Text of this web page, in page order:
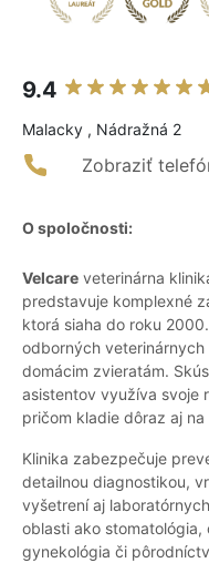
9.4
Malacky , Nádražná 2
Zobraziť
O spoločnosti:
Velcare veterinárna
predstavuje komplexné
ktorá siaha do roku
odborných
domácim zvieratám.
asistentov využíva svoje
pričom kladie dôraz aj
Klinika zabezpečuje
detailnou diagnostikou,
vyšetrení aj
oblasti ako
gynekológia či